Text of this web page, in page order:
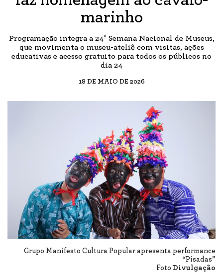
marinho
Programação integra a 24ª Semana Nacional de Museus,
que movimenta o museu-ateliê com visitas, ações
educativas e acesso gratuito para todos os públicos no
dia 24
18 DE MAIO DE 2026
Grupo Manifesto Cultura Popular apresenta performance
“Pisadas”
Foto Divulgação